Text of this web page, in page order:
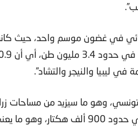
في غضون موسم واحد، حيث
ليبيا والنيجر والتشاد”.
وهو ما سيزيد من مساحات
الحبوب، حيث كانت قبل 2010 مليونا وخمس مئة هكتار وأصبحت الآن في